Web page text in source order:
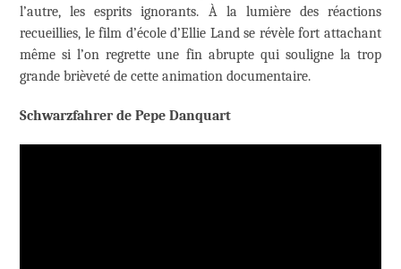
l’autre, les esprits ignorants. À la lumière des réactions
recueillies, le film d’école d’Ellie Land se révèle fort attachant
même si l’on regrette une fin abrupte qui souligne la trop
grande brièveté de cette animation documentaire.
Schwarzfahrer de Pepe Danquart